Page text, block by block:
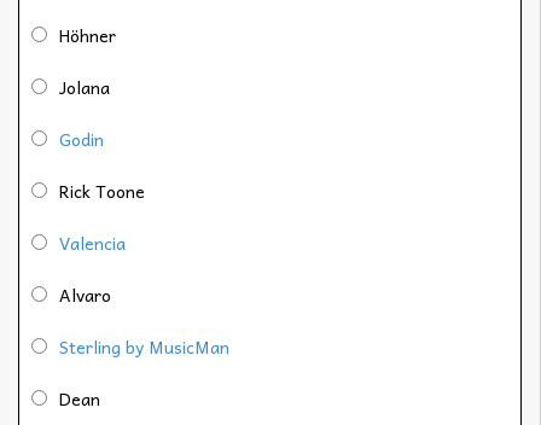
Höhner
Jolana
Godin
Rick Toone
Valencia
Alvaro
Sterling by MusicMan
Dean